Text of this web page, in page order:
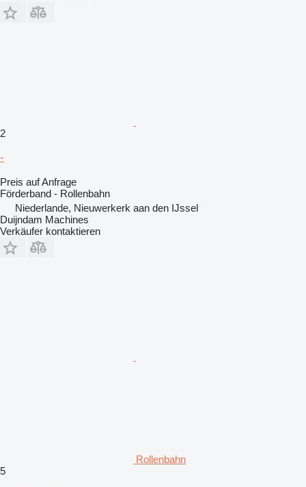
2
-
Preis auf Anfrage
Förderband - Rollenbahn
Niederlande, Nieuwerkerk aan den IJssel
Duijndam Machines
Verkäufer kontaktieren
Rollenbahn
5